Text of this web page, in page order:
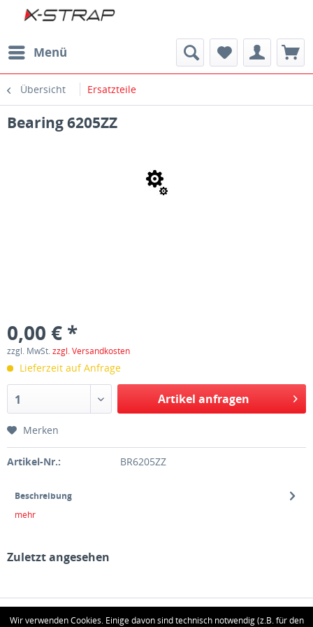
Menü
Übersicht Ersatzteile
Bearing 6205ZZ
0,00 € *
zzgl. MwSt.zzgl. Versandkosten
Lieferzeit auf Anfrage
1 Artikel anfragen
Merken
Artikel-Nr.: BR6205ZZ
Beschreibung
mehr
Zuletzt angesehen
Wir verwenden Cookies. Einige davon sind technisch notwendig (z.B. für den